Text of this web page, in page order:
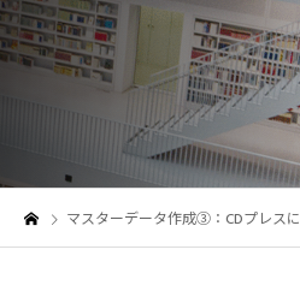
マスターデータ作成③：CDプレスに必要なマスター